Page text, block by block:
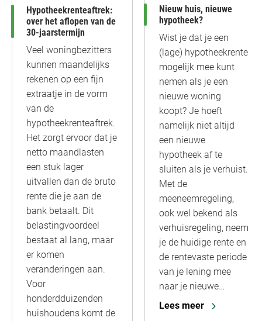
Hypotheekrenteaftrek:
over het aflopen van de
30-jaarstermijn
Veel woningbezitters
kunnen maandelijks
rekenen op een fijn
extraatje in de vorm
van de
hypotheekrenteaftrek.
Het zorgt ervoor dat je
netto maandlasten
een stuk lager
uitvallen dan de bruto
rente die je aan de
bank betaalt. Dit
belastingvoordeel
bestaat al lang, maar
er komen
veranderingen aan.
Voor
honderdduizenden
huishoudens komt de
Nieuw huis, nieuwe
hypotheek?
Wist je dat je een
(lage) hypotheekrente
mogelijk mee kunt
nemen als je een
nieuwe woning
koopt? Je hoeft
namelijk niet altijd
een nieuwe
hypotheek af te
sluiten als je verhuist.
Met de
meeneemregeling,
ook wel bekend als
verhuisregeling, neem
je de huidige rente en
de rentevaste periode
van je lening mee
naar je nieuwe…
Lees meer